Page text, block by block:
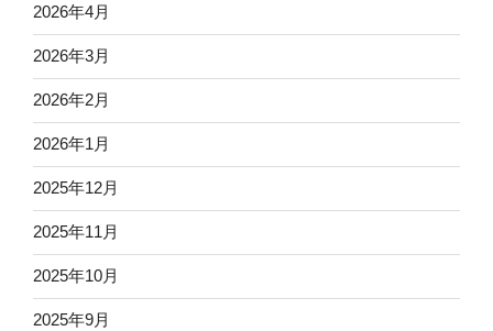
2026年4月
2026年3月
2026年2月
2026年1月
2025年12月
2025年11月
2025年10月
2025年9月